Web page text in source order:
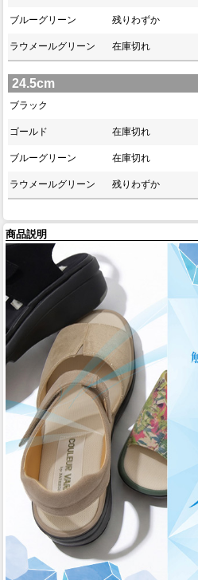
ブルーグリーン 残りわずか
ラウメールグリーン 在庫切れ
24.5cm
ブラック
ゴールド 在庫切れ
ブルーグリーン 在庫切れ
ラウメールグリーン 残りわずか
商品説明